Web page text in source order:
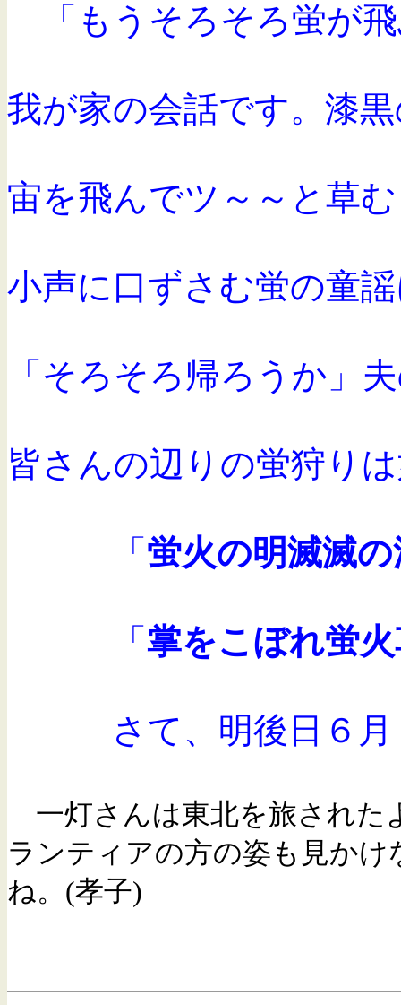
「もうそろそろ蛍が
我が家の会話です。漆
宙を飛んでツ～～と草
小声に口ずさむ蛍の童
「そろそろ帰ろうか」
皆さんの辺りの蛍狩り
「 蛍火の明滅滅
「 掌をこぼれ蛍
さて、明後日６月１
一灯さんは東北を旅された
ランティアの方の姿も見か
ね。(孝子)